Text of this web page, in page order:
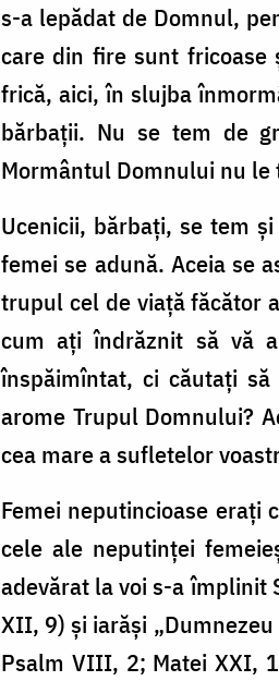
s-a lepădat de Domnul,
care din fire sunt fricoase
frică, aici, în slujba
bărbaţii. Nu se tem de
Mormântul Domnului nu
Ucenicii, bărbaţi, se tem
femei se adună. Aceia se
trupul cel de viaţă făcător
cum aţi îndrăznit să vă
înspăimîntat, ci căutaţi
arome Trupul Domnului?
cea mare a sufletelor
Femei neputincioase
cele ale neputinţei
adevărat la voi s-a împlinit
XII, 9) şi iarăşi
Psalm VIII, 2; Matei XXI,